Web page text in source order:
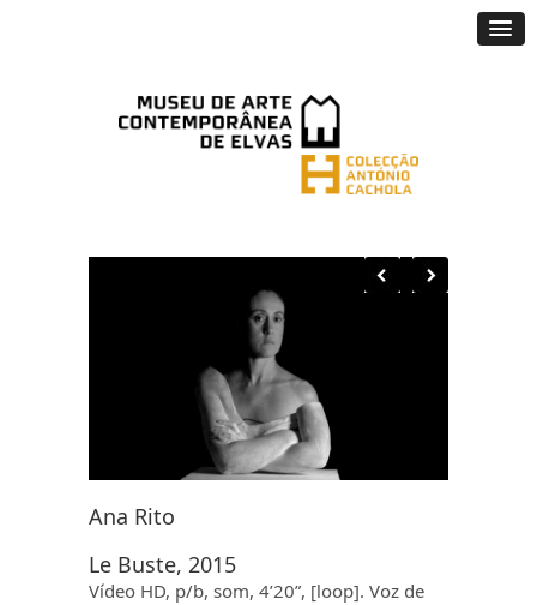
Ana Rito
Le Buste, 2015
Vídeo HD, p/b, som, 4’20”, [loop]. Voz de